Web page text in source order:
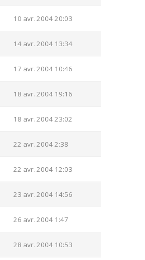
10 avr. 2004 20:03
14 avr. 2004 13:34
17 avr. 2004 10:46
18 avr. 2004 19:16
18 avr. 2004 23:02
22 avr. 2004 2:38
22 avr. 2004 12:03
23 avr. 2004 14:56
26 avr. 2004 1:47
28 avr. 2004 10:53